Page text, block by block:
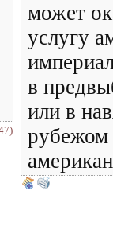
может
услугу
в
или в
рубежом